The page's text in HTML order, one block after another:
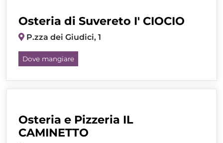
Osteria di Suvereto I' CIOCIO
P.zza dei Giudici, 1
Dove mangiare
Osteria e Pizzeria IL
CAMINETTO